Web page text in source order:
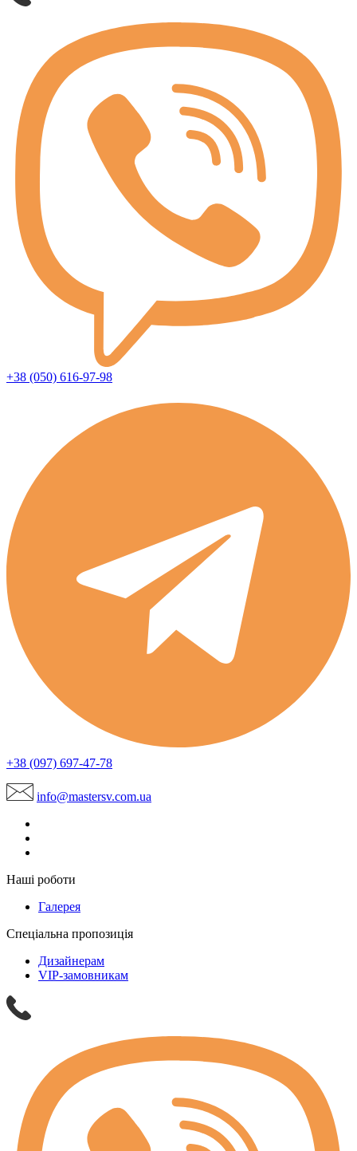
+38 (050) 616-97-98
+38 (097) 697-47-78
info@mastersv.com.ua
Наші роботи
Галерея
Спеціальна пропозиція
Дизайнерам
VIP-замовникам